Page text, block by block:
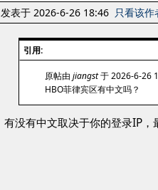
发表于 2026-6-26 18:46 只看该作
引用:
原帖由jiangst于 2026-6-26
HBO菲律宾区有中文吗？
有没有中文取决于你的登录IP，